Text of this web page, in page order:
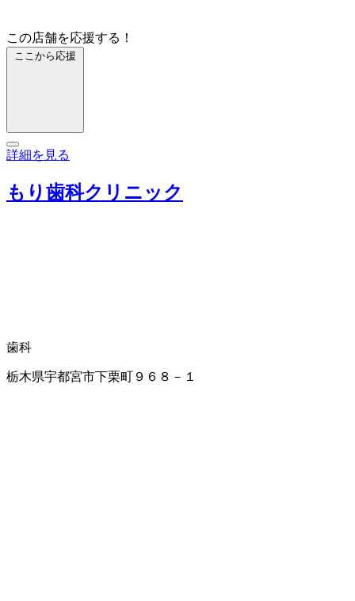
この店舗を応援する！
ここから応援
詳細を見る
もり歯科クリニック
歯科
栃木県宇都宮市下栗町９６８－１